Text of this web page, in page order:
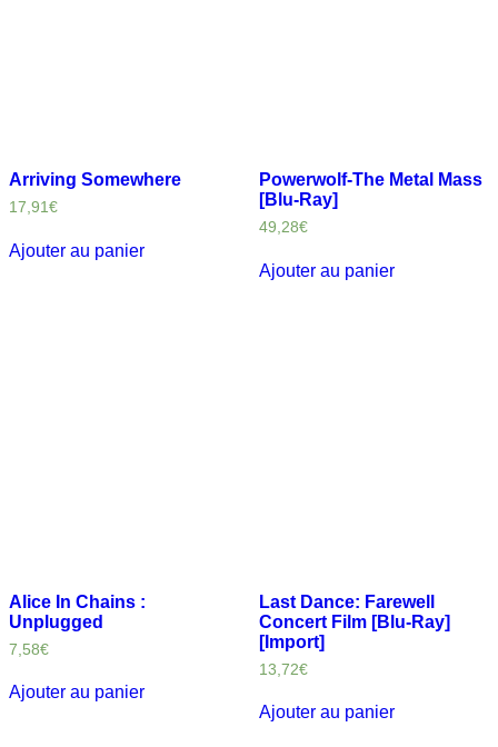
Arriving Somewhere
17,91€
Ajouter au panier
Powerwolf-The Metal Mass
[Blu-Ray]
49,28€
Ajouter au panier
Alice In Chains :
Unplugged
7,58€
Ajouter au panier
Last Dance: Farewell
Concert Film [Blu-Ray]
[Import]
13,72€
Ajouter au panier